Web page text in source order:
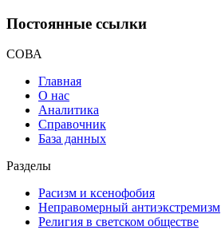
Постоянные ссылки
СОВА
Главная
О нас
Аналитика
Справочник
База данных
Разделы
Расизм и ксенофобия
Неправомерный антиэкстремизм
Религия в светском обществе